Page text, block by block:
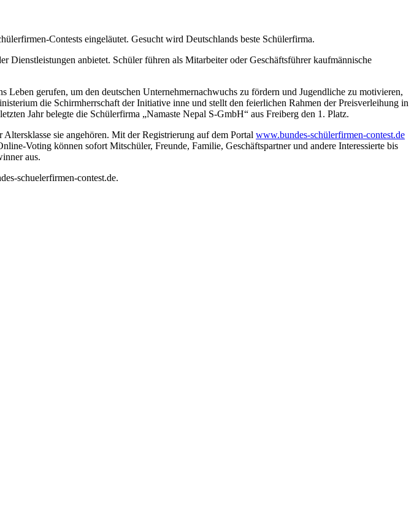
Contests eingeläutet. Gesucht wird Deutschlands beste Schülerfirma.
anbietet. Schüler führen als Mitarbeiter oder Geschäftsführer kaufmännische
gerufen, um den deutschen Unternehmernachwuchs zu fördern und Jugendliche zu motivieren,
die Schirmherrschaft der Initiative inne und stellt den feierlichen Rahmen der Preisverleihung in
Jahr belegte die Schülerfirma „Namaste Nepal S-GmbH“ aus Freiberg den 1. Platz.
sie angehören. Mit der Registrierung auf dem Portal www.bundes-schülerfirmen-contest.de
Voting können sofort Mitschüler, Freunde, Familie, Geschäftspartner und andere Interessierte bis
aus.
schuelerfirmen-contest.de.